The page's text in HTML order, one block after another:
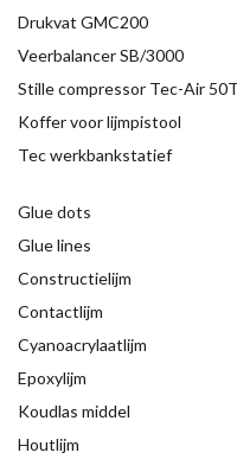
Drukvat GMC200
Veerbalancer SB/3000
Stille compressor Tec-Air
Koffer voor lijmpistool
Tec werkbankstatief
Glue dots
Glue lines
Constructielijm
Contactlijm
Cyanoacrylaatlijm
Epoxylijm
Koudlas middel
Houtlijm